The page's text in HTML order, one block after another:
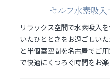
セルフ水素吸
リラックス空間で水素吸入
いたひとときをお過ごしい
と半個室空間を名古屋でご
で快適にくつろぐ時間をお楽